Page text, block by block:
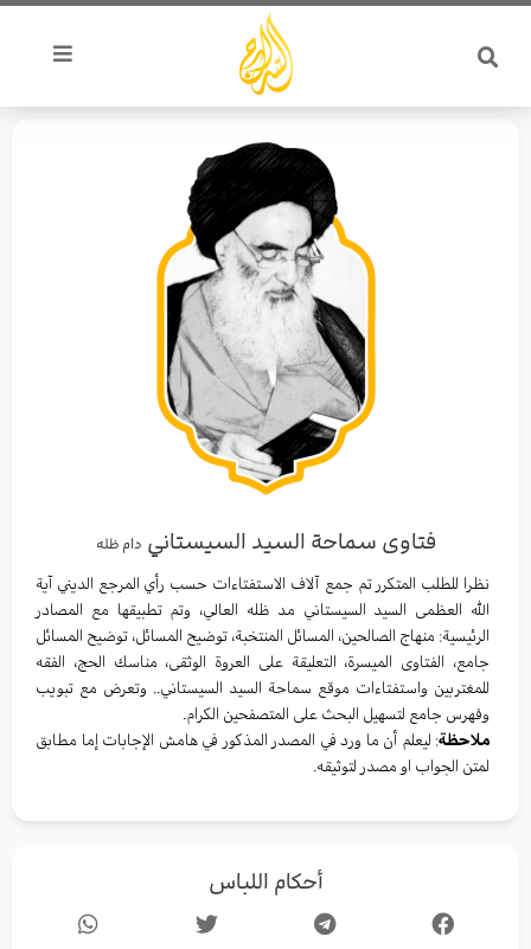
تخطي
المحتوى
فتاوى سماحة السيد السيستاني دام ظله
نظرا للطلب المتكرر تم جمع آلاف الاستفتاءات حسب رأي المرجع الديني آية
الله العظمى السيد السيستاني مد ظله العالي، وتم تطبيقها مع المصادر
الرئيسية: منهاج الصالحين، المسائل المنتخبة، توضيح المسائل، توضيح المسائل
جامع، الفتاوى الميسرة، التعليقة على العروة الوثقى، مناسك الحج، الفقه
للمغتربين واستفتاءات موقع سماحة السيد السيستاني.. وتعرض مع تبويب
وفهرس جامع لتسهيل البحث على المتصفحين الكرام.
ملاحظة: ليعلم أن ما ورد في المصدر المذكور في هامش الإجابات إما مطابق
لمتن الجواب او مصدر لتوثيقه.
أحكام اللباس